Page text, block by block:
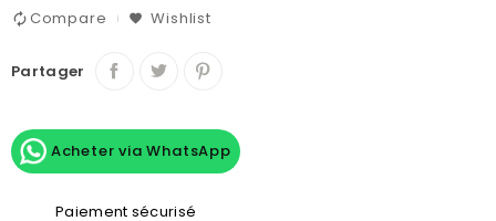
Compare Wishlist
Partager
Acheter via WhatsApp
Paiement sécurisé